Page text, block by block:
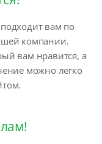
вам по
компании.
вам нравится, а
можно легко